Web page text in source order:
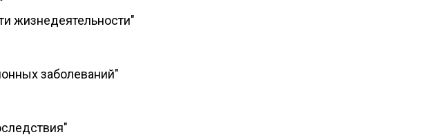
жизнедеятельности"
заболеваний"